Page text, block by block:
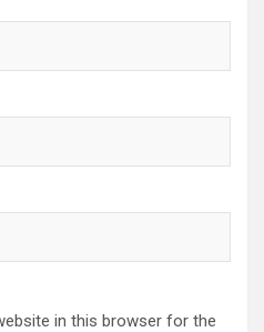
in this browser for the